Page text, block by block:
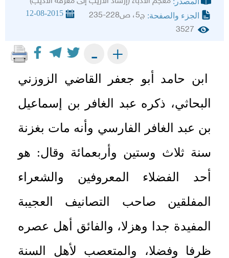
الجزء والصفحة: ج5، ص228-235 12-08-2015
3527
+
-
ابن حامد أبو جعفر القاضي الزوزني
البحاثي، ذكره عبد الغافر بن إسماعيل
بن عبد الغافر الفارسي وأنه مات بغزنة
سنة ثلاث وستين وأربعمائة وقال: هو
أحد الفضلاء المعروفين والشعراء
المفلقين صاحب التصانيف العجيبة
المفيدة جدا وهزلا، والفائق أهل عصره
ظرفا وفضلا، والمتعصب لأهل السنة